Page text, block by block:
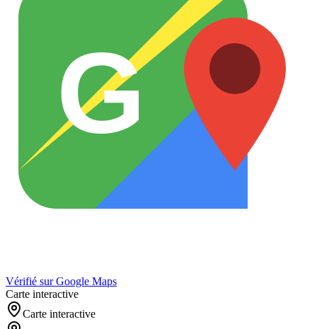
G
Vérifié sur Google Maps
Carte interactive
Carte interactive